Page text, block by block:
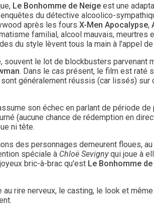
Le Bonhomme de Neige est une
du détective alcoolico-
après les fours X-Men Apocalypse,
familial, alcool mauvais, meurtres
du style lèvent tous la main à l'appel de
souvent le lot de blockbusters parvenant
. Dans le cas présent, le film est raté
généralement réussis (car lissés)
son échec en parlant de période
(aucune chance de rédemption en
ni tête.
des personnages demeurent floues,
spéciale à Chloë Sevignyqui joue à
bric-à-brac qu'est Le Bonhomme
rire nerveux, le casting, le look et